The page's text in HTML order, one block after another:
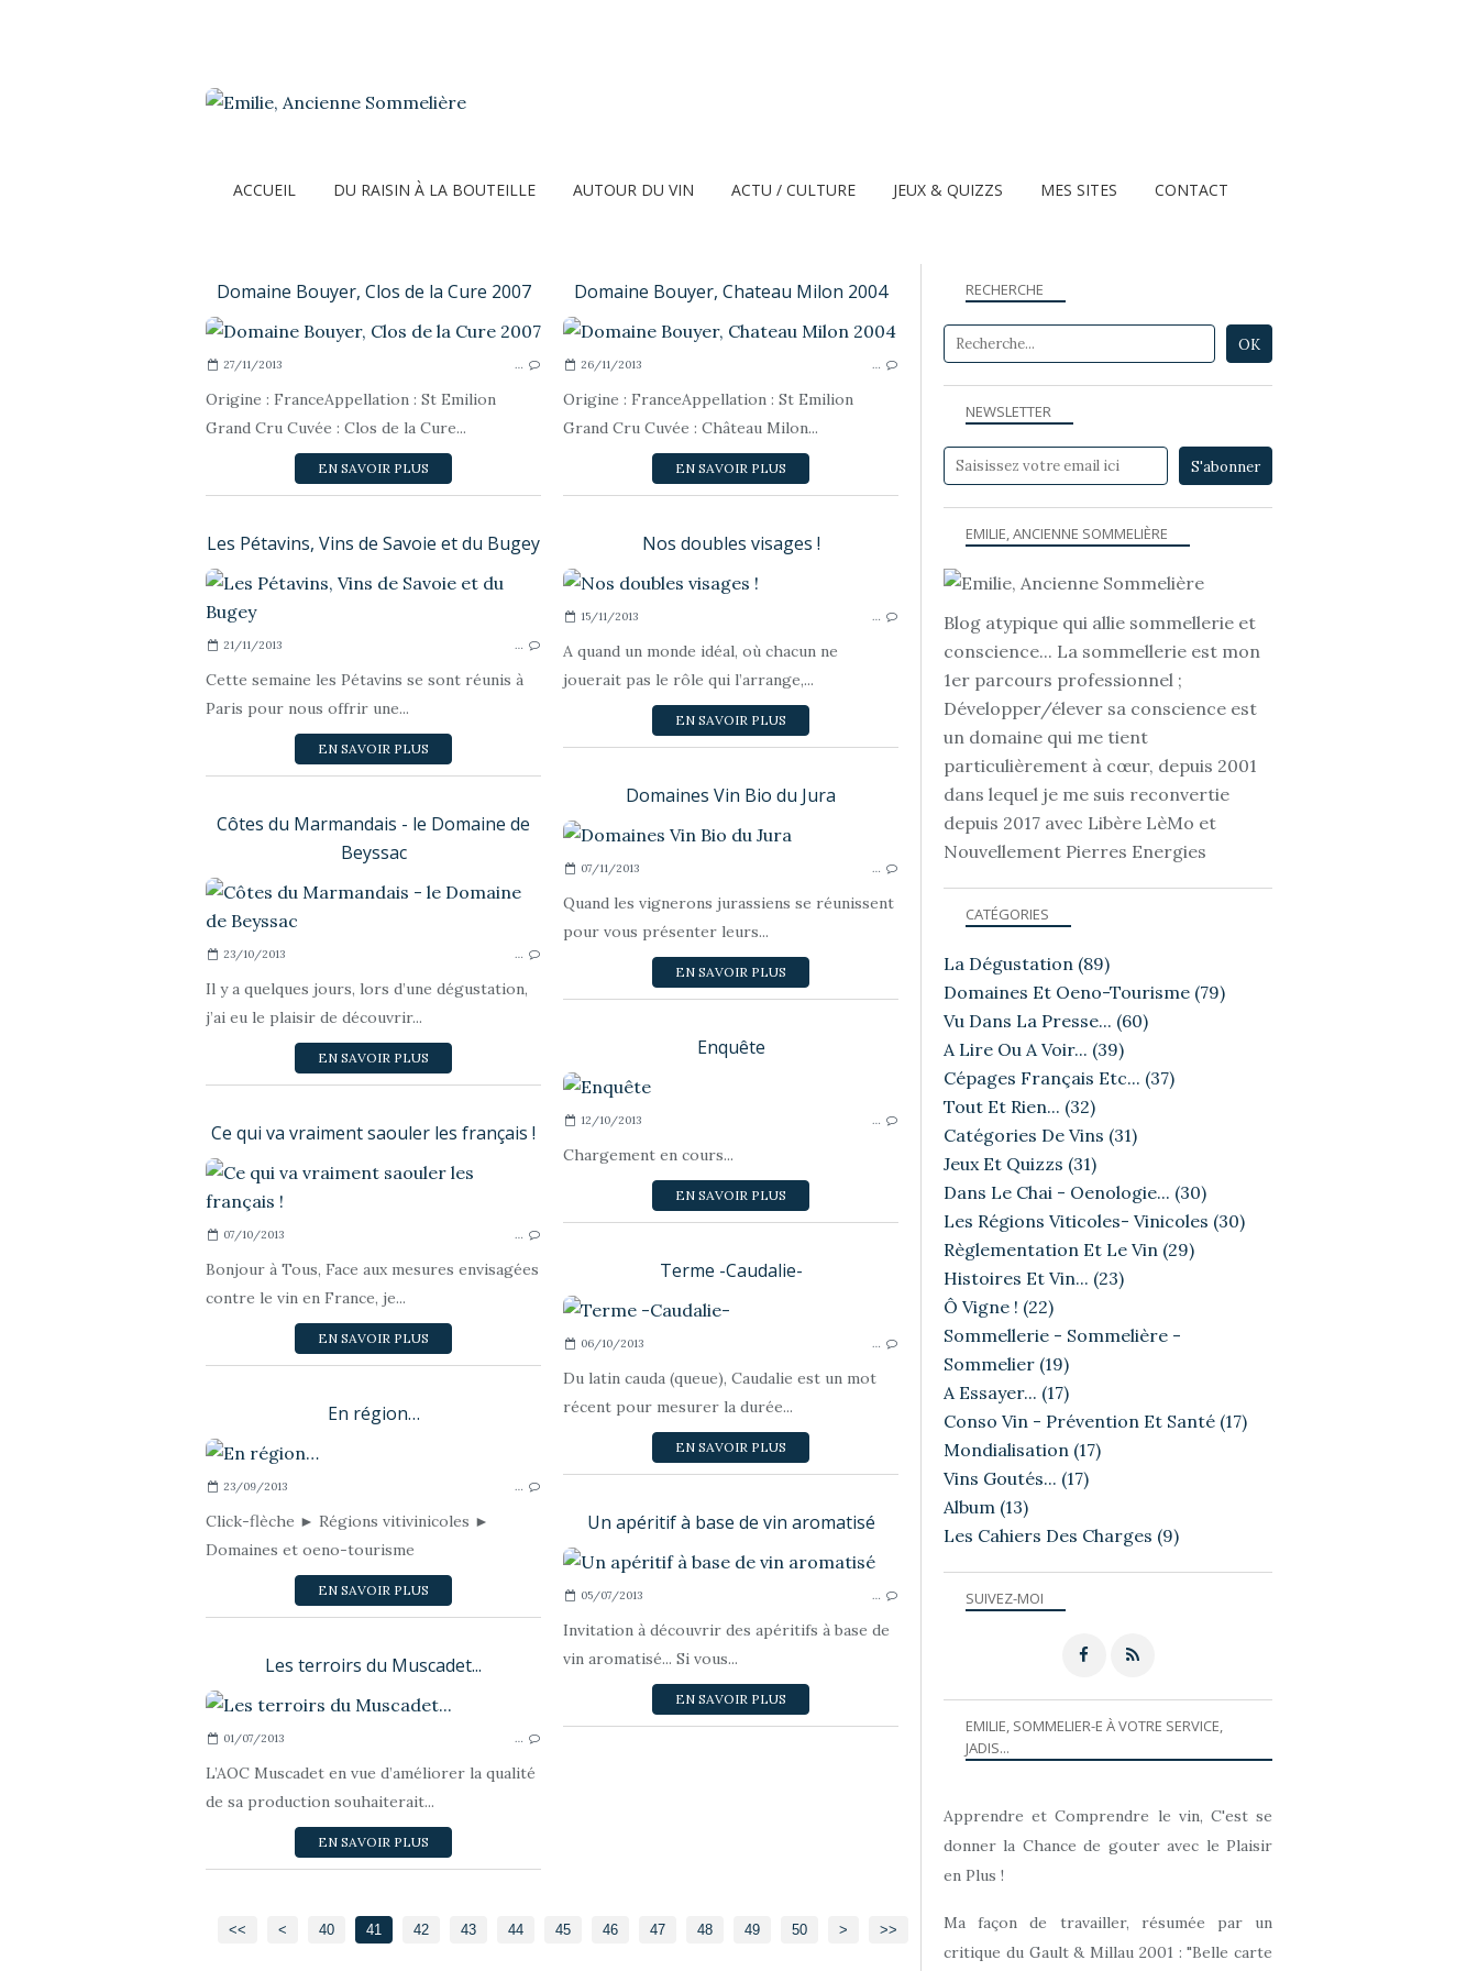
ACCUEIL DU RAISIN À LA BOUTEILLE AUTOUR DU VIN ACTU / CULTURE JEUX & QUIZZS MES SITES CONTACT
Domaine Bouyer, Clos de la Cure 2007
VINS GOUTÉS...
27/11/2013 …
Origine : FranceAppellation : St Emilion
Grand Cru Cuvée : Clos de la Cure...
EN SAVOIR PLUS
Domaine Bouyer, Chateau Milon 2004
26/11/2013 …
Origine : FranceAppellation : St Emilion
Grand Cru Cuvée : Château Milon...
EN SAVOIR PLUS
Les Pétavins, Vins de Savoie et du Bugey
DOMAINES ET OENO-TOURISME
21/11/2013 …
Cette semaine les Pétavins se sont réunis à
Paris pour nous offrir une...
EN SAVOIR PLUS
Nos doubles visages !
TOUT ET RIEN...
15/11/2013 …
A quand un monde idéal, où chacun ne
jouerait pas le rôle qui l’arrange,...
EN SAVOIR PLUS
Domaines Vin Bio du Jura
DOMAINES ET OENO-TOURISME
07/11/2013 …
Quand les vignerons jurassiens se réunissent
pour vous présenter leurs...
EN SAVOIR PLUS
Côtes du Marmandais - le Domaine de
Beyssac
DOMAINES ET OENO-TOURISME
23/10/2013 …
Il y a quelques jours, lors d’une dégustation,
j’ai eu le plaisir de découvrir...
EN SAVOIR PLUS Enquête
12/10/2013 …
Chargement en cours...
EN SAVOIR PLUS
Ce qui va vraiment saouler les français !
07/10/2013 …
Bonjour à Tous, Face aux mesures envisagées
contre le vin en France, je...
EN SAVOIR PLUS
Terme -Caudalie-
06/10/2013 …
Du latin cauda (queue), Caudalie est un mot
récent pour mesurer la durée...
EN SAVOIR PLUS
En région…
VINVIN
23/09/2013 …
Click-flèche ► Régions vitivinicoles ►
Domaines et oeno-tourisme
EN SAVOIR PLUS
Un apéritif à base de vin aromatisé
A ESSAYER...
05/07/2013 …
Invitation à découvrir des apéritifs à base de
vin aromatisé... Si vous...
EN SAVOIR PLUS
Les terroirs du Muscadet...
Ô VIGNE !
01/07/2013 …
L’AOC Muscadet en vue d’améliorer la qualité
de sa production souhaiterait...
EN SAVOIR PLUS
<< < 10
20
30
40 41 42 43 44 45 46 47 48 49 50 60
> >>
NEWSLETTER
SUIVEZ-MOI
RECHERCHE
EMILIE, ANCIENNE SOMMELIÈRE
Blog atypique qui allie sommellerie et
conscience... La sommellerie est mon
1er parcours professionnel ;
Développer/élever sa conscience est
un domaine qui me tient
particulièrement à cœur, depuis 2001
dans lequel je me suis reconvertie
depuis 2017 avec Libère LèMo et
Nouvellement Pierres Energies
CATÉGORIES
La Dégustation (89)
Domaines Et Oeno-Tourisme (79)
Vu Dans La Presse... (60)
A Lire Ou A Voir... (39)
Cépages Français Etc... (37)
Tout Et Rien... (32)
Catégories De Vins (31)
Jeux Et Quizzs (31)
Dans Le Chai - Oenologie... (30)
Les Régions Viticoles- Vinicoles (30)
Règlementation Et Le Vin (29)
Histoires Et Vin... (23)
Ô Vigne ! (22)
Sommellerie - Sommelière -
Sommelier (19)
A Essayer... (17)
Conso Vin - Prévention Et Santé (17)
Mondialisation (17)
Vins Goutés... (17)
Album (13)
Les Cahiers Des Charges (9)
EMILIE, SOMMELIER-E À VOTRE SERVICE,
JADIS...
Apprendre et Comprendre le vin, C'est se
donner la Chance de gouter avec le Plaisir
en Plus !
Ma façon de travailler, résumée par un
critique du Gault & Millau 2001 : "Belle carte